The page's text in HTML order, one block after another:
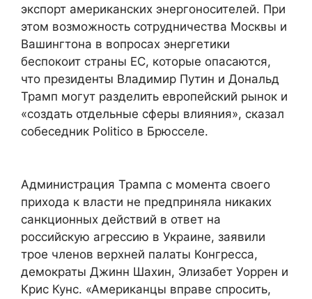
экспорт американских энергоносителей. При
этом возможность сотрудничества Москвы и
Вашингтона в вопросах энергетики
беспокоит страны ЕС, которые опасаются,
что президенты Владимир Путин и Дональд
Трамп могут разделить европейский рынок и
«создать отдельные сферы влияния», сказал
собеседник Politico в Брюсселе.
Администрация Трампа с момента своего
прихода к власти не предприняла никаких
санкционных действий в ответ на
российскую агрессию в Украине, заявили
трое членов верхней палаты Конгресса,
демократы Джинн Шахин, Элизабет Уоррен и
Крис Кунс. «Американцы вправе спросить,